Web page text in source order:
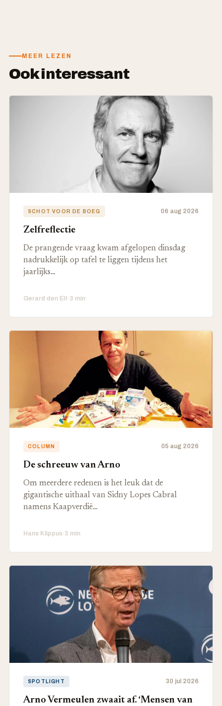
MEER LEZEN
Ook interessant
SCHOT VOOR DE BOEG 06 aug 2026
Zelfreflectie
De prangende vraag kwam afgelopen dinsdag
nadrukkelijk op tafel te liggen tijdens het
jaarlijks…
Gerard den Elt·3 min
COLUMN 05 aug 2026
De schreeuw van Arno
Om meerdere redenen is het leuk dat de
gigantische uithaal van Sidny Lopes Cabral
namens Kaapverdië…
Hans Klippus·3 min
SPOTLIGHT 30 jul 2026
Arno Vermeulen zwaait af. ‘Mensen van